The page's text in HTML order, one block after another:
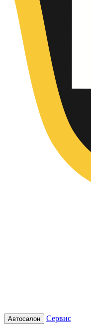
Автосалон
Сервис